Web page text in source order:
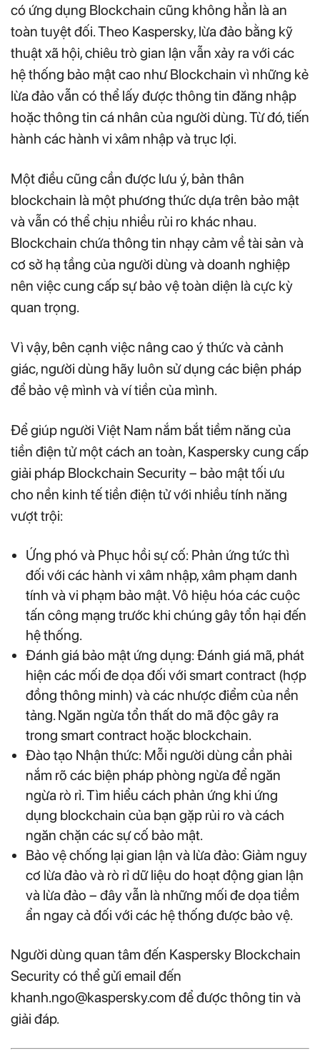
có ứng dụng Blockchain cũng không hẳn là an
toàn tuyệt đối. Theo Kaspersky, lừa đảo bằng kỹ
thuật xã hội, chiêu trò gian lận vẫn xảy ra với các
hệ thống bảo mật cao như Blockchain vì những kẻ
lừa đảo vẫn có thể lấy được thông tin đăng nhập
hoặc thông tin cá nhân của người dùng. Từ đó, tiến
hành các hành vi xâm nhập và trục lợi.
Một điều cũng cần được lưu ý, bản thân
blockchain là một phương thức dựa trên bảo mật
và vẫn có thể chịu nhiều rủi ro khác nhau.
Blockchain chứa thông tin nhạy cảm về tài sản và
cơ sở hạ tầng của người dùng và doanh nghiệp
nên việc cung cấp sự bảo vệ toàn diện là cực kỳ
quan trọng.
Vì vậy, bên cạnh việc nâng cao ý thức và cảnh
giác, người dùng hãy luôn sử dụng các biện pháp
để bảo vệ mình và ví tiền của mình.
Để giúp người Việt Nam nắm bắt tiềm năng của
tiền điện tử một cách an toàn, Kaspersky cung cấp
giải pháp Blockchain Security – bảo mật tối ưu
cho nền kinh tế tiền điện tử với nhiều tính năng
vượt trội:
Ứng phó và Phục hồi sự cố: Phản ứng tức thì
đối với các hành vi xâm nhập, xâm phạm danh
tính và vi phạm bảo mật. Vô hiệu hóa các cuộc
tấn công mạng trước khi chúng gây tổn hại đến
hệ thống.
Đánh giá bảo mật ứng dụng: Đánh giá mã, phát
hiện các mối đe dọa đối với smart contract (hợp
đồng thông minh) và các nhược điểm của nền
tảng. Ngăn ngừa tổn thất do mã độc gây ra
trong smart contract hoặc blockchain.
Đào tạo Nhận thức: Mỗi người dùng cần phải
nắm rõ các biện pháp phòng ngừa để ngăn
ngừa rò rỉ. Tìm hiểu cách phản ứng khi ứng
dụng blockchain của bạn gặp rủi ro và cách
ngăn chặn các sự cố bảo mật.
Bảo vệ chống lại gian lận và lừa đảo: Giảm nguy
cơ lừa đảo và rò rỉ dữ liệu do hoạt động gian lận
và lừa đảo – đây vẫn là những mối đe dọa tiềm
ẩn ngay cả đối với các hệ thống được bảo vệ.
Người dùng quan tâm đến Kaspersky Blockchain
Security có thể gửi email đến
khanh.ngo@kaspersky.com để được thông tin và
giải đáp.